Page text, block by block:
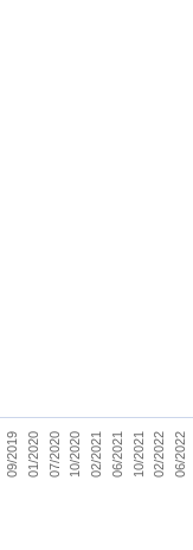
09/2019 01/2020 07/2020 10/2020 02/2021 06/2021 10/2021 02/2022 06/2022